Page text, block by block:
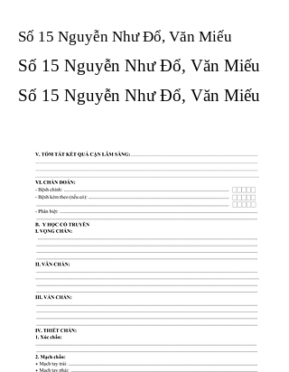
Số 15 Nguyễn Như Đổ, Văn Miếu​​​​
Số 15 Nguyễn Như Đổ, Văn Miếu​​​​
Số 15 Nguyễn Như Đổ, Văn Miếu​​​​